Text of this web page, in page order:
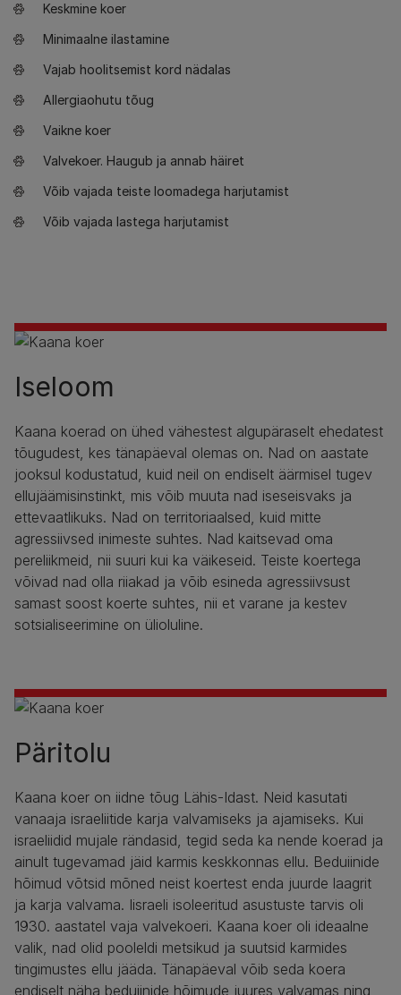
Keskmine koer
Minimaalne ilastamine
Vajab hoolitsemist kord nädalas
Allergiaohutu tõug
Vaikne koer
Valvekoer. Haugub ja annab häiret
Võib vajada teiste loomadega harjutamist
Võib vajada lastega harjutamist
Iseloom
Kaana koerad on ühed vähestest algupäraselt ehedatest
tõugudest, kes tänapäeval olemas on. Nad on aastate
jooksul kodustatud, kuid neil on endiselt äärmisel tugev
ellujäämisinstinkt, mis võib muuta nad iseseisvaks ja
ettevaatlikuks. Nad on territoriaalsed, kuid mitte
agressiivsed inimeste suhtes. Nad kaitsevad oma
pereliikmeid, nii suuri kui ka väikeseid. Teiste koertega
võivad nad olla riiakad ja võib esineda agressiivsust
samast soost koerte suhtes, nii et varane ja kestev
sotsialiseerimine on ülioluline.
Päritolu
Kaana koer on iidne tõug Lähis-Idast. Neid kasutati
vanaaja israeliitide karja valvamiseks ja ajamiseks. Kui
israeliidid mujale rändasid, tegid seda ka nende koerad ja
ainult tugevamad jäid karmis keskkonnas ellu. Beduiinide
hõimud võtsid mõned neist koertest enda juurde laagrit
ja karja valvama. Iisraeli isoleeritud asustuste tarvis oli
1930. aastatel vaja valvekoeri. Kaana koer oli ideaalne
valik, nad olid pooleldi metsikud ja suutsid karmides
tingimustes ellu jääda. Tänapäeval võib seda koera
endiselt näha beduiinide hõimude juures valvamas ning